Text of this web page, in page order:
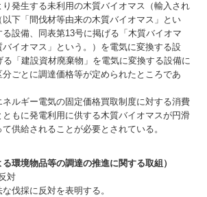
発生する未利用の木質バイオマス（輸入され
下「間伐材等由来の木質バイオマス」とい
設備、同表第13号に掲げる「木質バイオマ
イオマス」という。）を電気に変換する設
「建設資材廃棄物」を電気に変換する設備に
ごとに調達価格等が定められたところであ
ルギー電気の固定価格買取制度に対する消費
もに発電利用に供する木質バイオマスが円滑
供給されることが必要とされている。
る環境物品等の調達の推進に関する取組）
対
伐採に反対を表明する。